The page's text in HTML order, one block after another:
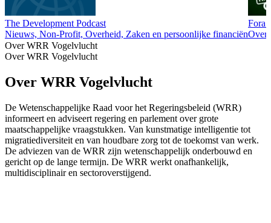
The Development Podcast
Nieuws, Non-Profit, Overheid, Zaken en persoonlijke financiën
Fora
Over WRR Vogelvlucht
Over WRR Vogelvlucht
Over WRR Vogelvlucht
De Wetenschappelijke Raad voor het Regeringsbeleid (WRR)
informeert en adviseert regering en parlement over grote
maatschappelijke vraagstukken. Van kunstmatige intelligentie tot
migratiediversiteit en van houdbare zorg tot de toekomst van werk.
De adviezen van de WRR zijn wetenschappelijk onderbouwd en
gericht op de lange termijn. De WRR werkt onafhankelijk,
multidisciplinair en sectoroverstijgend.